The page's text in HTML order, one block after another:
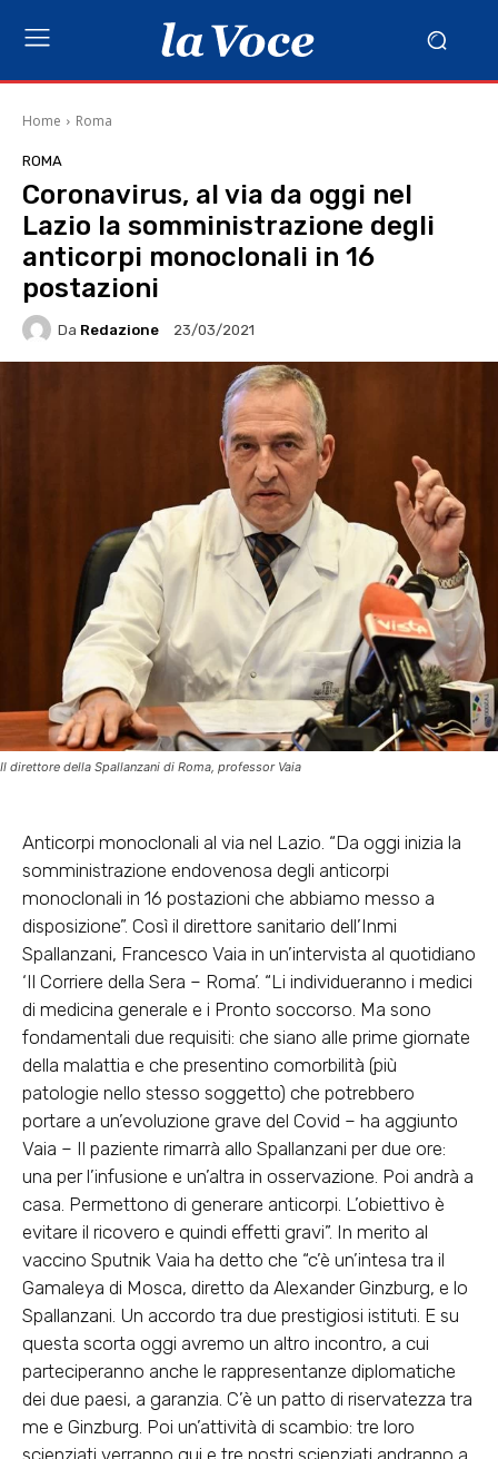
Home Roma
ROMA
Coronavirus, al via da oggi nel
Lazio la somministrazione degli
anticorpi monoclonali in 16
postazioni
Da Redazione 23/03/2021
Il direttore della Spallanzani di Roma, professor Vaia
Anticorpi monoclonali al via nel Lazio. “Da oggi inizia la
somministrazione endovenosa degli anticorpi
monoclonali in 16 postazioni che abbiamo messo a
disposizione”. Così il direttore sanitario dell’Inmi
Spallanzani, Francesco Vaia in un’intervista al quotidiano
‘Il Corriere della Sera – Roma’. “Li individueranno i medici
di medicina generale e i Pronto soccorso. Ma sono
fondamentali due requisiti: che siano alle prime giornate
della malattia e che presentino comorbilità (più
patologie nello stesso soggetto) che potrebbero
portare a un’evoluzione grave del Covid – ha aggiunto
Vaia – Il paziente rimarrà allo Spallanzani per due ore:
una per l’infusione e un’altra in osservazione. Poi andrà a
casa. Permettono di generare anticorpi. L’obiettivo è
evitare il ricovero e quindi effetti gravi”. In merito al
vaccino Sputnik Vaia ha detto che “c’è un’intesa tra il
Gamaleya di Mosca, diretto da Alexander Ginzburg, e lo
Spallanzani. Un accordo tra due prestigiosi istituti. E su
questa scorta oggi avremo un altro incontro, a cui
parteciperanno anche le rappresentanze diplomatiche
dei due paesi, a garanzia. C’è un patto di riservatezza tra
me e Ginzburg. Poi un’attività di scambio: tre loro
scienziati verranno qui e tre nostri scienziati andranno a